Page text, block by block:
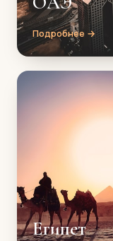
Подробнее →
Египет